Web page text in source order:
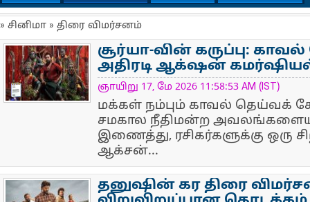
» சினிமா » திரை விமர்சனம்
NewsIcon
சூர்யா-வின் கருப்பு:
அதிரடி ஆக்‌ஷன் கமர்ஷியல்
ஞாயிறு 17, மே 2026 11:58:53 AM (IST)
மக்கள் நம்பும் காவல் தெய்வக்
சமகால நீதிமன்ற
இணைத்து, ரசிகர்களுக்கு ஒரு
ஆக்சன்...
தனுஷின் கர திரை